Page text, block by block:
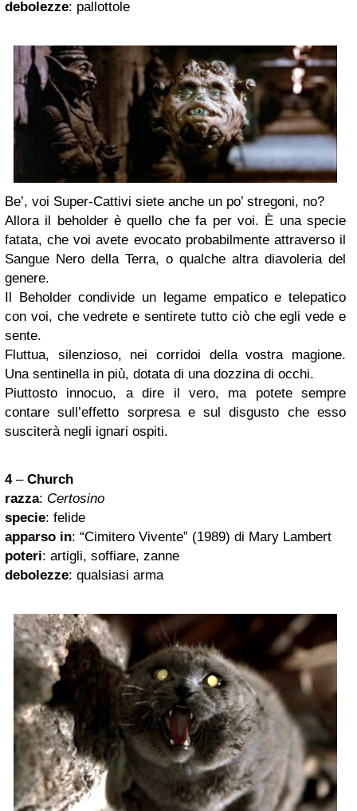
debolezze: pallottole
Be’, voi Super-Cattivi siete anche un po’ stregoni, no?
Allora il beholder è quello che fa per voi. È una specie
fatata, che voi avete evocato probabilmente attraverso il
Sangue Nero della Terra, o qualche altra diavoleria del
genere.
Il Beholder condivide un legame empatico e telepatico
con voi, che vedrete e sentirete tutto ciò che egli vede e
sente.
Fluttua, silenzioso, nei corridoi della vostra magione.
Una sentinella in più, dotata di una dozzina di occhi.
Piuttosto innocuo, a dire il vero, ma potete sempre
contare sull’effetto sorpresa e sul disgusto che esso
susciterà negli ignari ospiti.
4– Church
razza: Certosino
specie: felide
apparso in: “Cimitero Vivente” (1989) di Mary Lambert
poteri: artigli, soffiare, zanne
debolezze: qualsiasi arma